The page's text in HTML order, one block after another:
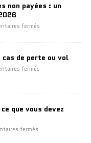
non payées : un
fermés
de perte ou vol
fermés
que vous devez
fermés